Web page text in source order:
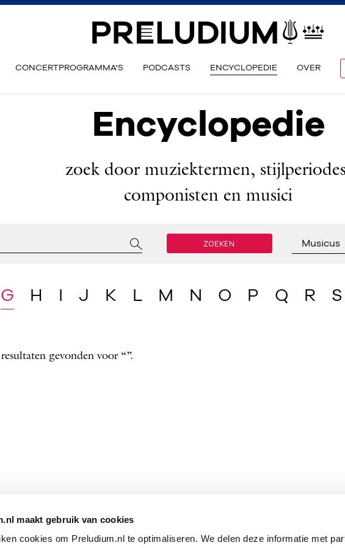
maakt gebruik van cookies
cookies om Preludium.nl te optimaliseren. We delen deze informatie met
CONCERTPROGRAMMA'S PODCASTS ENCYCLOPEDIE OVER
Encyclopedie
zoek door muziektermen,
componisten en musici
ZOEKEN Musicus
G H J K L M N O P Q R S
gevonden voor “”.